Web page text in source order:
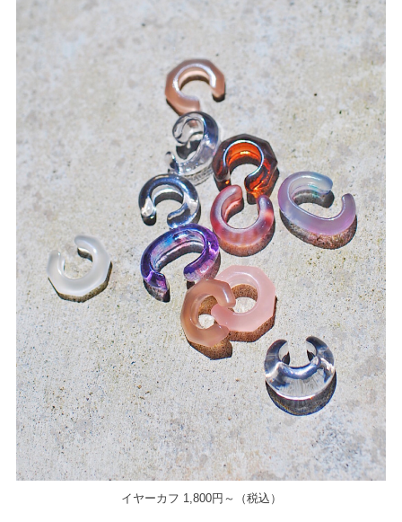
イヤーカフ 1,800円～（税込）